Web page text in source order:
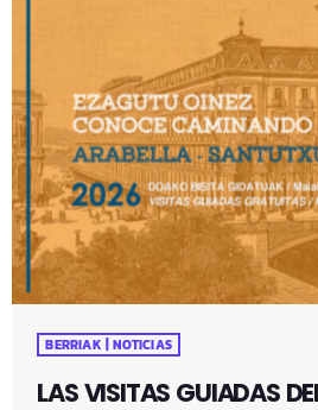
BERRIAK | NOTICIAS
LAS VISITAS GUIADAS